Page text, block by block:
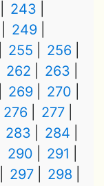
243
249
255
256
262
263
269
270
276
277
283
284
290
291
297
298